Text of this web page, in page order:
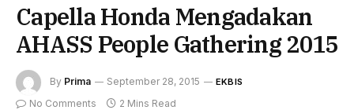
Capella Honda Mengadakan
AHASS People Gathering 2015
By Prima September 28, 2015 EKBIS
No Comments 2 Mins Read